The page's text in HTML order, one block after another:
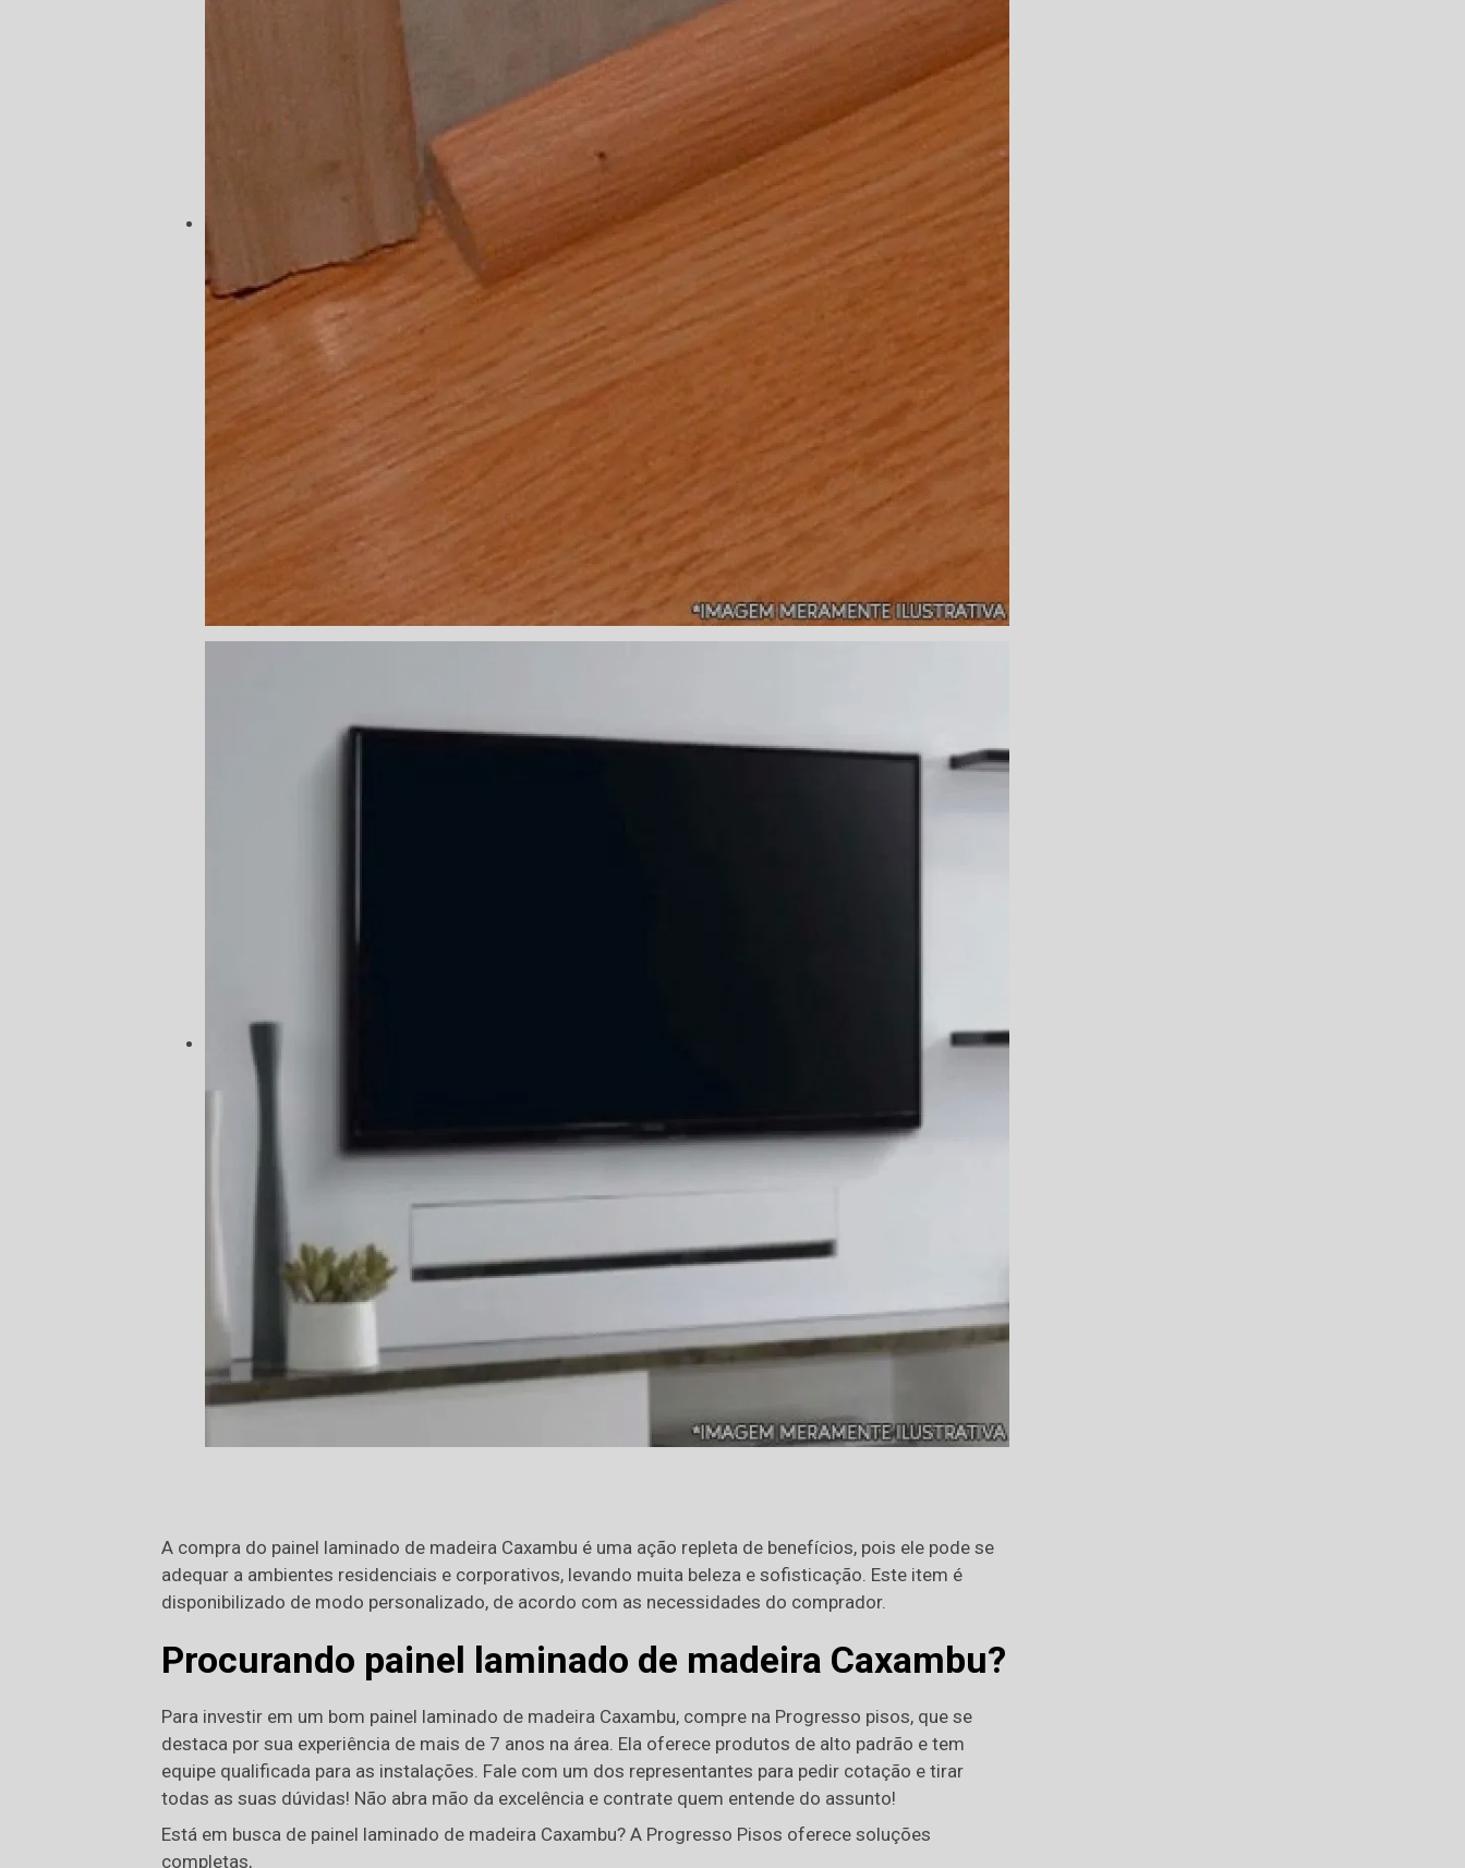
A compra do painel laminado de madeira Caxambu é uma ação repleta de benefícios, pois ele pode se
adequar a ambientes residenciais e corporativos, levando muita beleza e sofisticação. Este item é
disponibilizado de modo personalizado, de acordo com as necessidades do comprador.
Procurando painel laminado de madeira Caxambu?
Para investir em um bom painel laminado de madeira Caxambu, compre na Progresso pisos, que se
destaca por sua experiência de mais de 7 anos na área. Ela oferece produtos de alto padrão e tem
equipe qualificada para as instalações. Fale com um dos representantes para pedir cotação e tirar
todas as suas dúvidas! Não abra mão da excelência e contrate quem entende do assunto!
Está em busca de painel laminado de madeira Caxambu? A Progresso Pisos oferece soluções
completas,